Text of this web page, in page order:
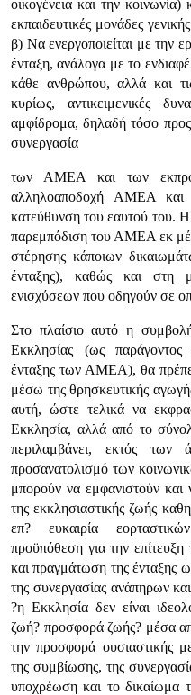
οικογένεια και την
εκπαιδευτικές μονάδες
β) Να ενεργοποιείται με την
ένταξη, ανάλογα με το
κάθε ανθρώπου, αλλά και
κυρίως, αντικειμενικές
αμφίδρομα, δηλαδή τόσο
συνεργασία
των ΑΜΕΑ και των
αλληλοαποδοχή ΑΜΕΑ
κατεύθυνση του εαυτού του.
παρεμπόδιση του ΑΜΕΑ εκ
στέρησης κάποιων
ένταξης), καθώς και
ενισχύσεων που οδηγούν σε
Στο πλαίσιο αυτό η συμβολή
Εκκλησίας (ως
ένταξης των ΑΜΕΑ), θα
μέσω της θρησκευτικής
αυτή, ώστε τελικά να
Εκκλησία, αλλά από το
περιλαμβάνει, εκτός
προσανατολισμό των
μπορούν να εμφανιστούν και
της εκκλησιαστικής ζωής
επ? ευκαιρία
προϋπόθεση για την
και πραγμάτωση της ένταξης
της συνεργασίας ανάπηρων
?η Εκκλησία δεν είναι
ζωή? προσφορά ζωής? μέσα
την προσφορά ουσιαστικής
της συμβίωσης, της
υποχρέωση και το δικαίωμα